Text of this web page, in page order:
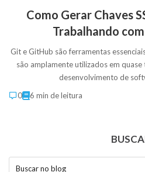
Como Gerar Chaves
Trabalhando
Git e GitHub são ferramentas
são amplamente utilizados em
desenvolvimento de
0
6 min de leitura
Buscar no blog